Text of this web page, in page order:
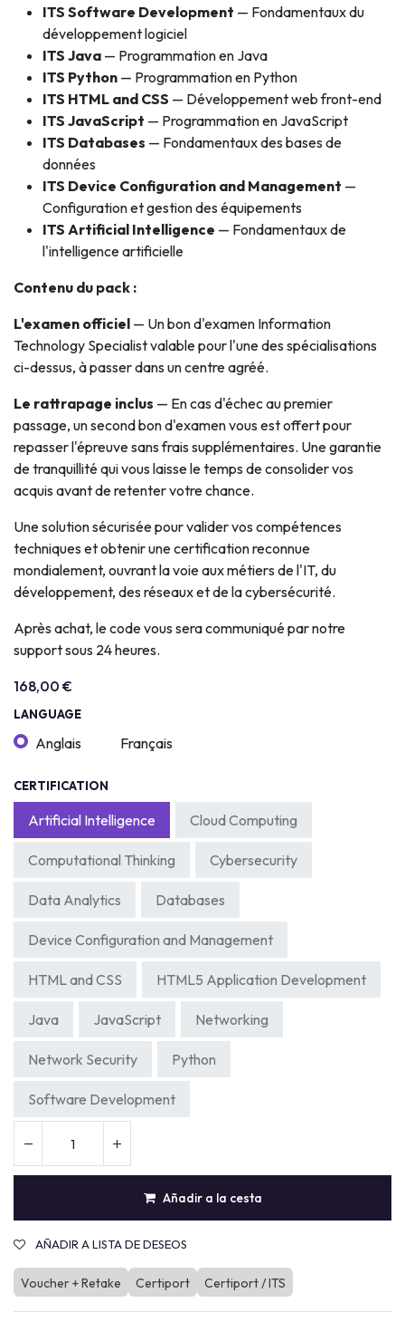
ITS Software Development — Fondamentaux du
développement logiciel
ITS Java — Programmation en Java
ITS Python — Programmation en Python
ITS HTML and CSS — Développement web front-end
ITS JavaScript — Programmation en JavaScript
ITS Databases — Fondamentaux des bases de
données
ITS Device Configuration and Management —
Configuration et gestion des équipements
ITS Artificial Intelligence — Fondamentaux de
l'intelligence artificielle
Contenu du pack :
L'examen officiel — Un bon d'examen Information
Technology Specialist valable pour l'une des spécialisations
ci-dessus, à passer dans un centre agréé.
Le rattrapage inclus — En cas d'échec au premier
passage, un second bon d'examen vous est offert pour
repasser l'épreuve sans frais supplémentaires. Une garantie
de tranquillité qui vous laisse le temps de consolider vos
acquis avant de retenter votre chance.
Une solution sécurisée pour valider vos compétences
techniques et obtenir une certification reconnue
mondialement, ouvrant la voie aux métiers de l'IT, du
développement, des réseaux et de la cybersécurité.
Après achat, le code vous sera communiqué par notre
support sous 24 heures.
168,00 €
LANGUAGE
Anglais Français
CERTIFICATION
Artificial Intelligence Cloud Computing
Computational Thinking Cybersecurity
Data Analytics Databases
Device Configuration and Management
HTML and CSS HTML5 Application Development
Java JavaScript Networking
Network Security Python
Software Development
Añadir a la cesta
AÑADIR A LISTA DE DESEOS
Voucher + Retake Certiport Certiport / ITS